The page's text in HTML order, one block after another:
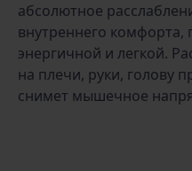
абсолютное
внутреннего комфорта,
энергичной и легкой.
на плечи, руки, голову
снимет мышечное